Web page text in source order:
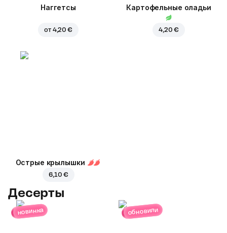
Наггетсы
от 4,20 €
Картофельные оладьи
4,20 €
Острые крылышки
6,10 €
Десерты
новинка обновили